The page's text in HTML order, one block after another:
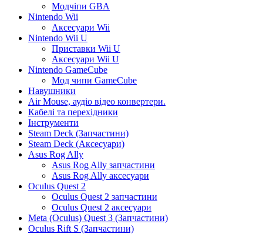
Модчіпи GBA
Nintendo Wii
Аксесуари Wii
Nintendo Wii U
Приставки Wii U
Аксесуари Wii U
Nintendo GameCube
Мод чипи GameCube
Навушники
Air Mouse, аудіо відео конвертери.
Кабелі та перехідники
Інструменти
Steam Deck (Запчастини)
Steam Deck (Аксесуари)
Asus Rog Ally
Asus Rog Ally запчастини
Asus Rog Ally аксесуари
Oculus Quest 2
Oculus Quest 2 запчастини
Oculus Quest 2 аксесуари
Meta (Oculus) Quest 3 (Запчастини)
Oculus Rift S (Запчастини)